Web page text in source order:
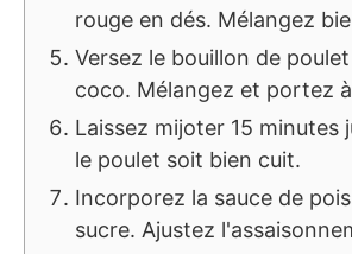
rouge en dés. Mélangez
Versez le bouillon de
coco. Mélangez et portez
Laissez mijoter 15 minutes
le poulet soit bien cuit.
Incorporez la sauce de
sucre. Ajustez